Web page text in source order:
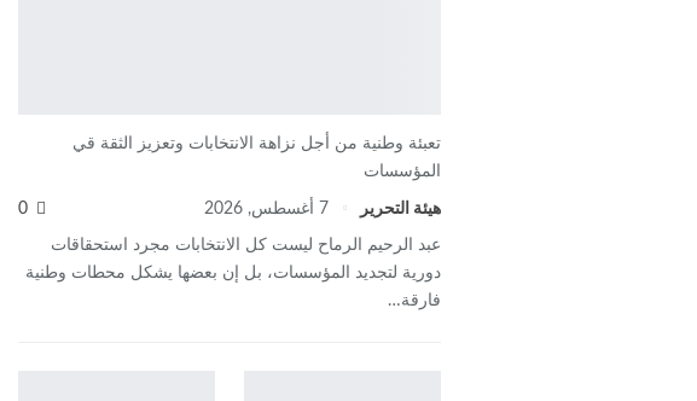
تعبئة وطنية من أجل نزاهة الانتخابات وتعزيز الثقة قي
المؤسسات
هيئة التحرير 7 أغسطس, 2026
عبد الرحيم الرماح ليست كل الانتخابات مجرد استحقاقات
دورية لتجديد المؤسسات، بل إن بعضها يشكل محطات وطنية
فارقة…